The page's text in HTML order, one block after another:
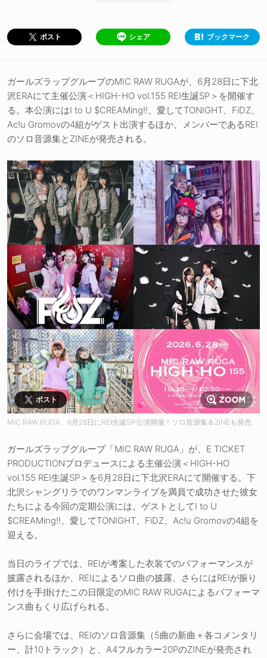
ポスト シェア ブックマーク
ガールズラップグループのMIC RAW RUGAが、6月28日に下北
沢ERAにて主催公演＜HIGH-HO vol.155 REI生誕SP＞を開催す
る。本公演にはI to U $CREAMing!!、愛してTONIGHT、FiDZ、
Ac!u Gromovの4組がゲスト出演するほか、メンバーであるREI
のソロ音源集とZINEが発売される。
ポスト
MIC RAW RUGA、6月28日にREI生誕SP公演開催！ソロ音源集＆ZINEも発売
ガールズラップグループ「MIC RAW RUGA」が、E TICKET
PRODUCTIONプロデュースによる主催公演＜HIGH-HO
vol.155 REI生誕SP＞を6月28日に下北沢ERAにて開催する。下
北沢シャングリラでのワンマンライブを満員で成功させた彼女
たちによる今回の定期公演には、ゲストとしてI to U
$CREAMing!!、愛してTONIGHT、FiDZ、Ac!u Gromovの4組を
迎える。
当日のライブでは、REIが考案した衣装でのパフォーマンスが
披露されるほか、REIによるソロ曲の披露、さらにはREIが振り
付けを手掛けたこの日限定のMIC RAW RUGAによるパフォーマ
ンス曲もくり広げられる。
さらに会場では、REIのソロ音源集（5曲の新曲＋各コメンタリ
ー、計10トラック）と、A4フルカラー20PのZINEが発売され